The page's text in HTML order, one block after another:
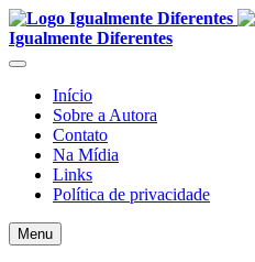
Igualmente Diferentes
Início
Sobre a Autora
Contato
Na Mídia
Links
Política de privacidade
Menu